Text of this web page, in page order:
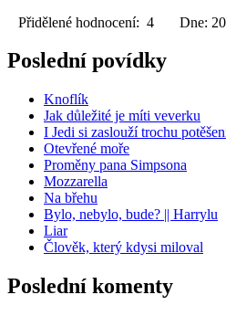
Přidělené hodnocení: 4 Dne:
Poslední povídky
Knoflík
Jak důležité je míti veverku
I Jedi si zaslouží trochu
Otevřené moře
Proměny pana Simpsona
Mozzarella
Na břehu
Bylo, nebylo, bude? || Harrylu
Liar
Člověk, který kdysi miloval
Poslední komenty